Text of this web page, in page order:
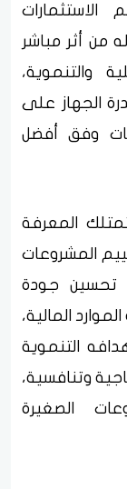
من أثر مباشر
والتنموية،
الجهاز على
وفق أفضل
المعرفة
المشروعات
تحسين جودة
المالية،
التنموية
وتنافسية،
الصغيرة